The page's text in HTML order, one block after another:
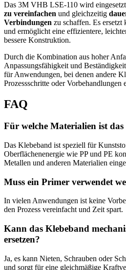
Das 3M VHB LSE-110 wird
zu vereinfachen und gleichzeitig
Verbindungen zu schaffen. Es ersetzt
und ermöglicht eine effizientere,
bessere Konstruktion.
Durch die Kombination aus hoher
Anpassungsfähigkeit und
für Anwendungen, bei denen andere
Prozessschritte oder Vorbehandlungen
FAQ
Für welche Materialien ist das
Das Klebeband ist speziell für
Oberflächenenergie wie PP und PE
Metallen und anderen Materialien
Muss ein Primer verwendet
In vielen Anwendungen ist keine
den Prozess vereinfacht und Zeit spart.
Kann das Klebeband
ersetzen?
Ja, es kann Nieten, Schrauben oder
und sorgt für eine gleichmäßige